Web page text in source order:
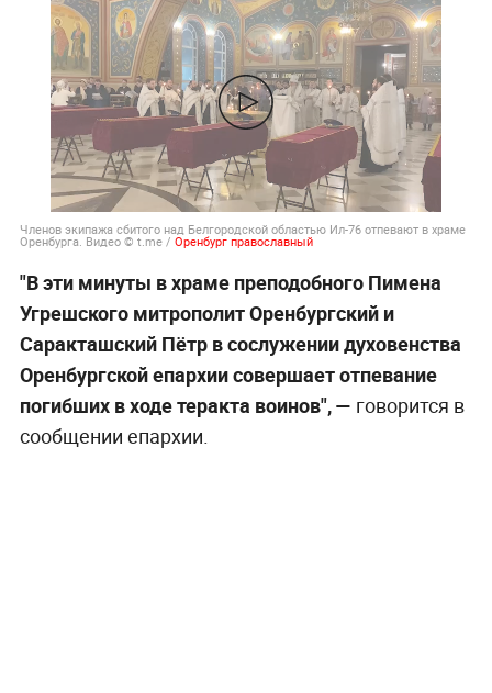
Членов экипажа сбитого над Белгородской областью Ил-76 отпевают в храме
Оренбурга. Видео © t.me / Оренбург православный
"В эти минуты в храме преподобного Пимена
Угрешского митрополит Оренбургский и
Саракташский Пётр в сослужении духовенства
Оренбургской епархии совершает отпевание
погибших в ходе теракта воинов", — говорится в
сообщении епархии.